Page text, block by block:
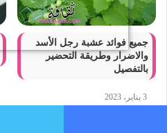
جميع فوائد عشبة رجل الأسد
والاضرار وطريقة التحضير
بالتفصيل
3 يناير، 2023